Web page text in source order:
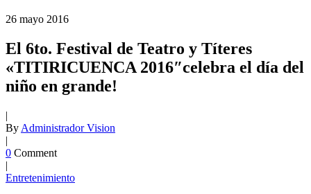
26 mayo 2016
El 6to. Festival de Teatro y Títeres
«TITIRICUENCA 2016″celebra el día del
niño en grande!
|
By Administrador Vision
|
0 Comment
|
Entretenimiento